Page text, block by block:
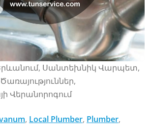
Սանտեխնիկ Վարպետ,
Վերանորոգում
, Local Plumber, Plumber,